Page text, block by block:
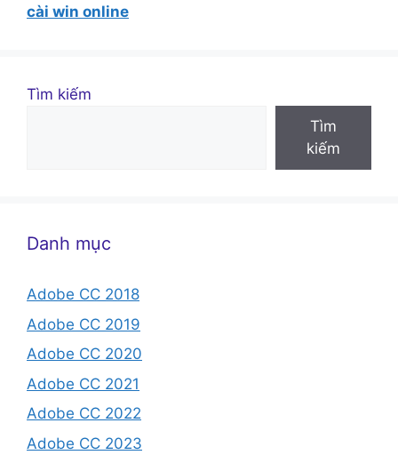
cài win online
Tìm kiếm
Tìm
kiếm
Danh mục
Adobe CC 2018
Adobe CC 2019
Adobe CC 2020
Adobe CC 2021
Adobe CC 2022
Adobe CC 2023